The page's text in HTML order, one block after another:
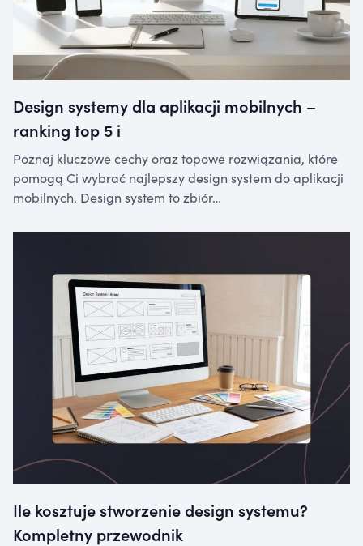
Design systemy dla aplikacji mobilnych –
ranking top 5 i
Poznaj kluczowe cechy oraz topowe rozwiązania, które
pomogą Ci wybrać najlepszy design system do aplikacji
mobilnych. Design system to zbiór…
Ile kosztuje stworzenie design systemu?
Kompletny przewodnik